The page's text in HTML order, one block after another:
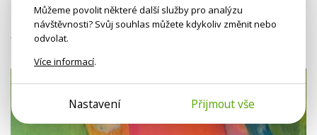
z online světa zavolat zpátky?
Alžběta Protivanská,
Můžeme povolit některé další služby pro analýzu
návštěvnosti? Svůj souhlas můžete kdykoliv změnit nebo
odvolat.
Více informací.
Nastavení Přijmout vše